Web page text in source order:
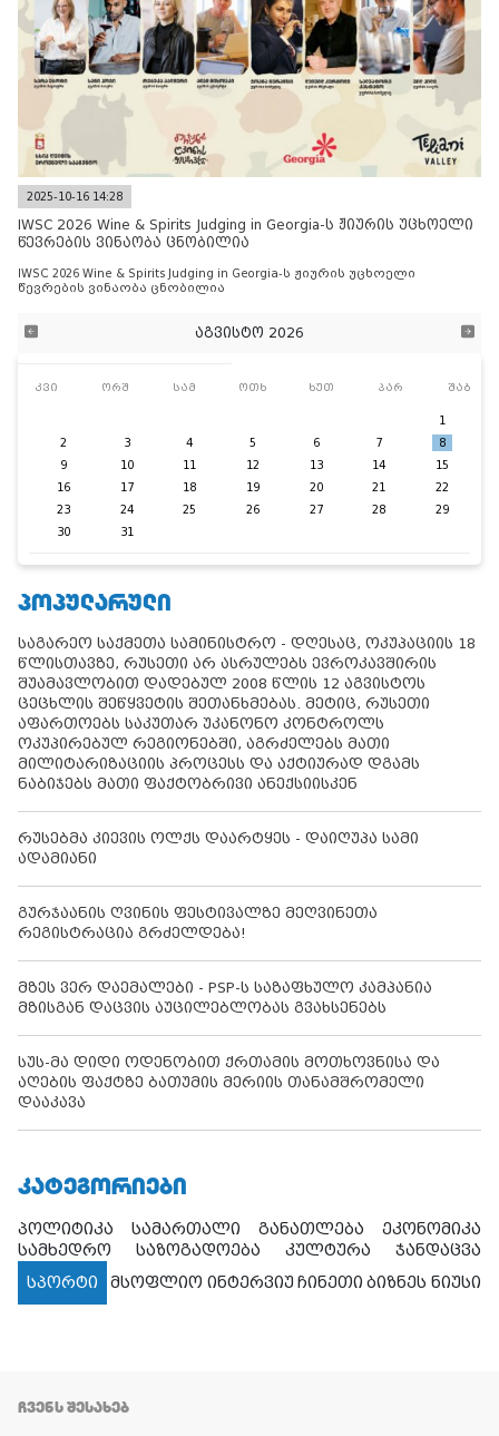
2025-10-16 14:28
IWSC 2026 Wine & Spirits Judging in Georgia-ს ჟიურის უცხოელი
წევრების ვინაობა ცნობილია
IWSC 2026 Wine & Spirits Judging in Georgia-ს ჟიურის უცხოელი
წევრების ვინაობა ცნობილია
აგვისტო 2026
კვი ორშ სამ ოთხ ხუთ პარ შაბ
1
2
3 4 5 6 7
8
9
10 11 12 13 14
15
16
17 18 19 20 21
22
23
24 25 26 27 28
29
30
31
ᲞᲝᲞᲣᲚᲐᲠᲣᲚᲘ
საგარეო საქმეთა სამინისტრო - დღესაც, ოკუპაციის 18
წლისთავზე, რუსეთი არ ასრულებს ევროკავშირის
შუამავლობით დადებულ 2008 წლის 12 აგვისტოს
ცეცხლის შეწყვეტის შეთანხმებას. მეტიც, რუსეთი
აფართოებს საკუთარ უკანონო კონტროლს
ოკუპირებულ რეგიონებში, აგრძელებს მათი
მილიტარიზაციის პროცესს და აქტიურად დგამს
ნაბიჯებს მათი ფაქტობრივი ანექსიისკენ
რუსებმა კიევის ოლქს დაარტყეს - დაიღუპა სამი
ადამიანი
გურჯაანის ღვინის ფესტივალზე მეღვინეთა
რეგისტრაცია გრძელდება!
მზეს ვერ დაემალები - PSP-ს საზაფხულო კამპანია
მზისგან დაცვის აუცილებლობას გვახსენებს
სუს-მა დიდი ოდენობით ქრთამის მოთხოვნისა და
აღების ფაქტზე ბათუმის მერიის თანამშრომელი
დააკავა
ᲙᲐᲢᲔᲒᲝᲠᲘᲔᲑᲘ
პოლიტიკა სამართალი განათლება
ეკონომიკა
სამხედრო
საზოგადოება კულტურა
ჯანდაცვა
სპორტი
მსოფლიო ინტერვიუ ჩინეთი ბიზნეს ნიუსი
ᲩᲕᲔᲜᲡ ᲨᲔᲡᲐᲮᲔᲑ